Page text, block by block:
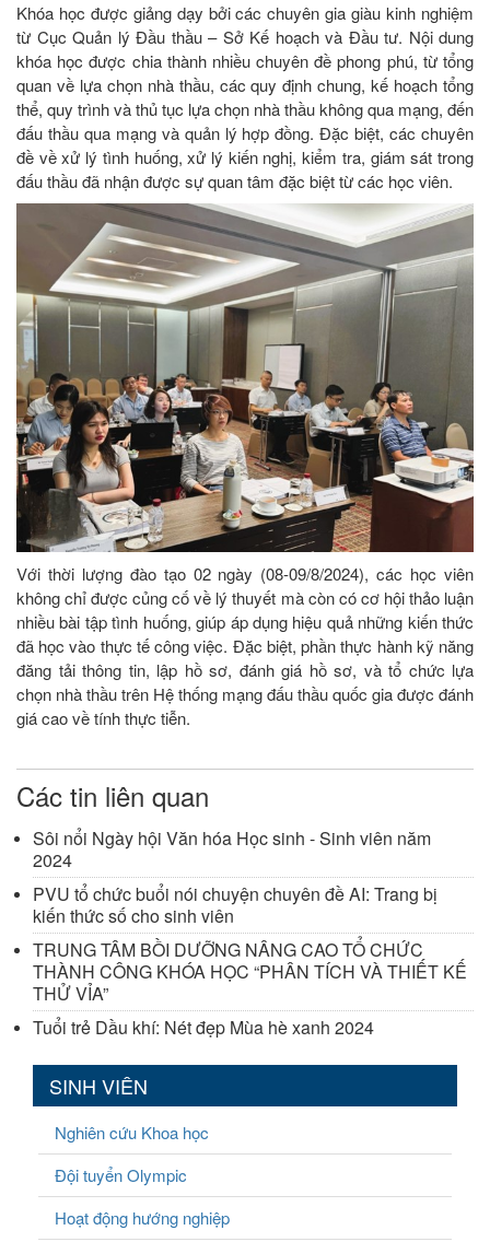
Khóa học được giảng dạy bởi các chuyên gia giàu kinh nghiệm
từ Cục Quản lý Đầu thầu – Sở Kế hoạch và Đầu tư. Nội dung
khóa học được chia thành nhiều chuyên đề phong phú, từ tổng
quan về lựa chọn nhà thầu, các quy định chung, kế hoạch tổng
thể, quy trình và thủ tục lựa chọn nhà thầu không qua mạng, đến
đấu thầu qua mạng và quản lý hợp đồng. Đặc biệt, các chuyên
đề về xử lý tình huống, xử lý kiến nghị, kiểm tra, giám sát trong
đấu thầu đã nhận được sự quan tâm đặc biệt từ các học viên.
Với thời lượng đào tạo 02 ngày (08-09/8/2024), các học viên
không chỉ được củng cố về lý thuyết mà còn có cơ hội thảo luận
nhiều bài tập tình huống, giúp áp dụng hiệu quả những kiến thức
đã học vào thực tế công việc. Đặc biệt, phần thực hành kỹ năng
đăng tải thông tin, lập hồ sơ, đánh giá hồ sơ, và tổ chức lựa
chọn nhà thầu trên Hệ thống mạng đấu thầu quốc gia được đánh
giá cao về tính thực tiễn.
Các tin liên quan
Sôi nổi Ngày hội Văn hóa Học sinh - Sinh viên năm
2024
PVU tổ chức buổi nói chuyện chuyên đề AI: Trang bị
kiến thức số cho sinh viên
TRUNG TÂM BỒI DƯỠNG NÂNG CAO TỔ CHỨC
THÀNH CÔNG KHÓA HỌC “PHÂN TÍCH VÀ THIẾT KẾ
THỬ VỈA”
Tuổi trẻ Dầu khí: Nét đẹp Mùa hè xanh 2024
SINH VIÊN
Nghiên cứu Khoa học
Đội tuyển Olympic
Hoạt động hướng nghiệp